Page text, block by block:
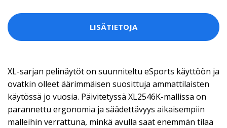
LISÄTIETOJA
XL-sarjan pelinäytöt on suunniteltu eSports käyttöön ja
ovatkin olleet äärimmäisen suosittuja ammattilaisten
käytössä jo vuosia. Päivitetyssä XL2546K-mallissa on
parannettu ergonomia ja säädettävyys aikaisempiin
malleihin verrattuna, minkä avulla saat enemmän tilaa